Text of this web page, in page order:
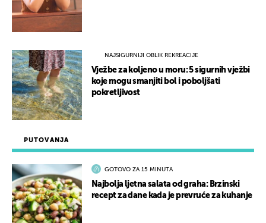
PUTOVANJA
GOTOVO ZA 15 MINUTA
Najbolja ljetna salata od graha: Brzinski
recept za dane kada je prevruće za kuhanje
NAJSIGURNIJI OBLIK REKREACIJE
Vježbe za koljeno u moru: 5 sigurnih vježbi
koje mogu smanjiti bol i poboljšati
pokretljivost